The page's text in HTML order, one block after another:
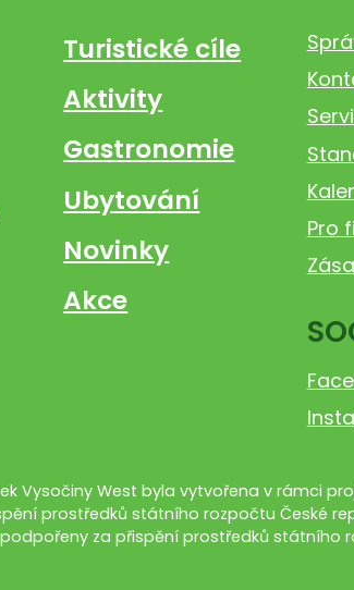
Turistické cíle
Aktivity
Gastronomie
Ubytování
Novinky
Akce
Pro
Vysočiny West byla vytvořena v rámci
prostředků státního rozpočtu České
za přispění prostředků státního